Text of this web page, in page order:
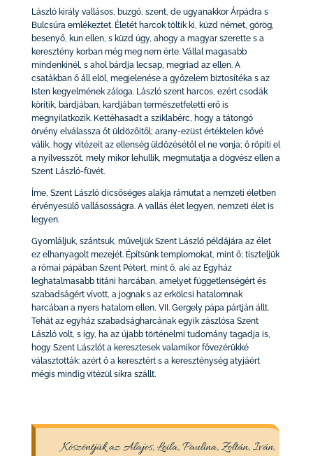
László király vallásos, buzgó, szent, de ugyanakkor Árpádra s
Bulcsúra emlékeztet. Életét harcok töltik ki, küzd német, görög,
besenyő, kun ellen, s küzd úgy, ahogy a magyar szerette s a
keresztény korban még meg nem érte. Vállal magasabb
mindenkinél, s ahol bárdja lecsap, megriad az ellen. A
csatákban ő áll elöl, megjelenése a győzelem biztosítéka s az
Isten kegyelmének záloga. László szent harcos, ezért csodák
körítik, bárdjában, kardjában természetfeletti erő is
megnyilatkozik. Kettéhasadt a sziklabérc, hogy a tátongó
örvény elválassza őt üldözőitől; arany-ezüst értéktelen kővé
válik, hogy vitézeit az ellenség üldözésétől el ne vonja; ő röpíti el
a nyílvesszőt, mely mikor lehullik, megmutatja a dögvész ellen a
Szent László-füvét.
Íme, Szent László dicsőséges alakja rámutat a nemzeti életben
érvényesülő vallásosságra. A vallás élet legyen, nemzeti élet is
legyen.
Gyomláljuk, szántsuk, műveljük Szent László példájára az élet
ez elhanyagolt mezejét. Építsünk templomokat, mint ő; tiszteljük
a római pápában Szent Pétert, mint ő, aki az Egyház
leghatalmasabb titáni harcában, amelyet függetlenségért és
szabadságért vívott, a jognak s az erkölcsi hatalomnak
harcában a nyers hatalom ellen, VII. Gergely pápa pártján állt.
Tehát az egyház szabadságharcának egyik zászlósa Szent
László volt, s így, ha az újabb történelmi tudomány tagadja is,
hogy Szent Lászlót a keresztesek valamikor fővezérükké
választották: azért ő a keresztért s a kereszténység atyjáért
mégis mindig vitézül síkra szállt.
Köszöntjük az Alajos, Leila, Paulina, Zoltán, Iván,